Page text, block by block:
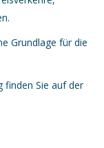
Grundlage für die
finden Sie auf der